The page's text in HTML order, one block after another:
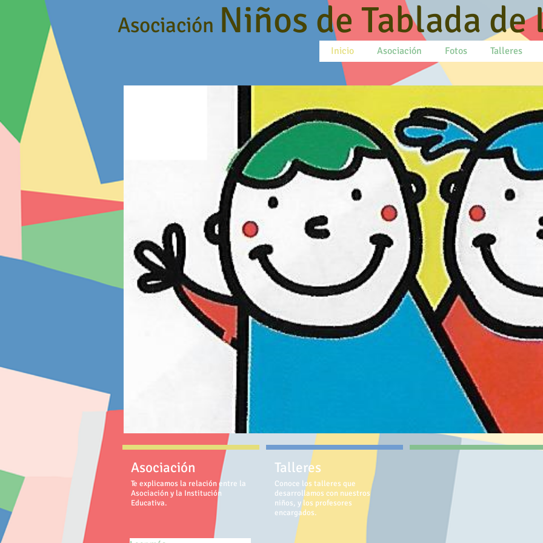
Asociación Niños de Tablada de
Inicio Asociación Fotos Talleres
Asociación
Te explicamos la relación entre la
Asociación y la Institución
Educativa.
Talleres
Conoce los talleres que
desarrollamos con nuestros
niños, y los profesores
encargados.